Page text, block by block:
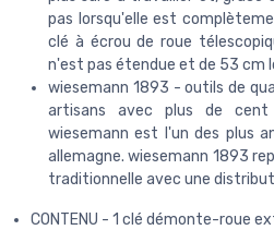
pas lorsqu'elle est
clé à écrou de roue
n'est pas étendue et de 53 cm
wiesemann 1893 - outils de
artisans avec plus de
wiesemann est l'un des plus
allemagne. wiesemann 1893
traditionnelle avec une
CONTENU - 1 clé démonte-roue